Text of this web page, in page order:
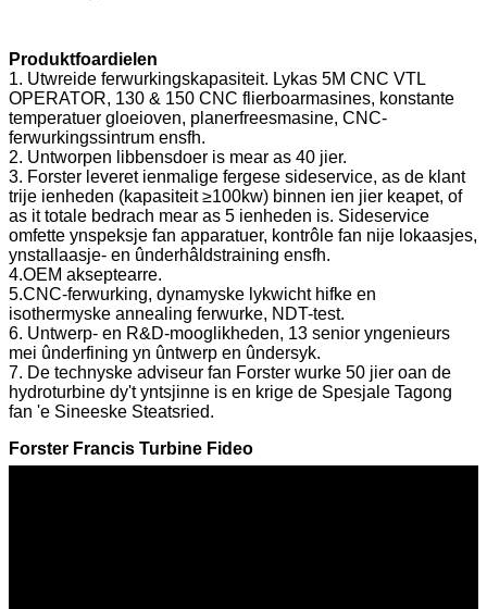
Produktfoardielen
1. Utwreide ferwurkingskapasiteit. Lykas 5M CNC VTL
OPERATOR, 130 & 150 CNC flierboarmasines, konstante
temperatuer gloeioven, planerfreesmasine, CNC-
ferwurkingssintrum ensfh.
2. Untworpen libbensdoer is mear as 40 jier.
3. Forster leveret ienmalige fergese sideservice, as de klant
trije ienheden (kapasiteit ≥100kw) binnen ien jier keapet, of
as it totale bedrach mear as 5 ienheden is. Sideservice
omfette ynspeksje fan apparatuer, kontrôle fan nije lokaasjes,
ynstallaasje- en ûnderhâldstraining ensfh.
4.OEM akseptearre.
5.CNC-ferwurking, dynamyske lykwicht hifke en
isothermyske annealing ferwurke, NDT-test.
6. Untwerp- en R&D-mooglikheden, 13 senior yngenieurs
mei ûnderfining yn ûntwerp en ûndersyk.
7. De technyske adviseur fan Forster wurke 50 jier oan de
hydroturbine dy't yntsjinne is en krige de Spesjale Tagong
fan 'e Sineeske Steatsried.
Forster Francis Turbine Fideo